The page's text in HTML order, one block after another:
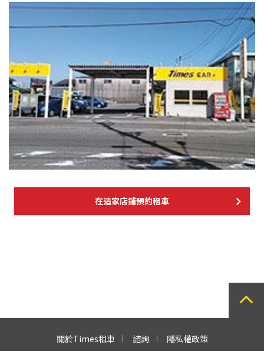
在這家店鋪預約租車
關於Times租車 諮詢
隱私權政策